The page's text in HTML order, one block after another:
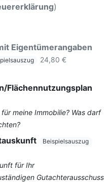
)
Eigentümerangaben
24,80 €
Flächennutzungsplan
meine Immobilie? Was darf
Beispielsauszug
für Ihr
Gutachterausschuss